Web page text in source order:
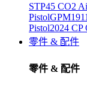
STP45 CO2
Pistol
Pistol2024 CP
零件 & 配件
零件 & 配件